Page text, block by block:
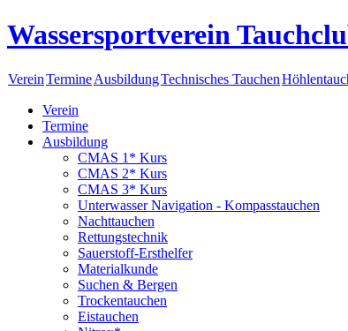
Wassersportverein
VereinTermineAusbildungTechnisches Tauchen
Verein
Termine
Ausbildung
CMAS 1* Kurs
CMAS 2* Kurs
CMAS 3* Kurs
Unterwasser Navigation - Kompasstauchen
Nachttauchen
Rettungstechnik
Sauerstoff-Ersthelfer
Materialkunde
Suchen & Bergen
Trockentauchen
Eistauchen